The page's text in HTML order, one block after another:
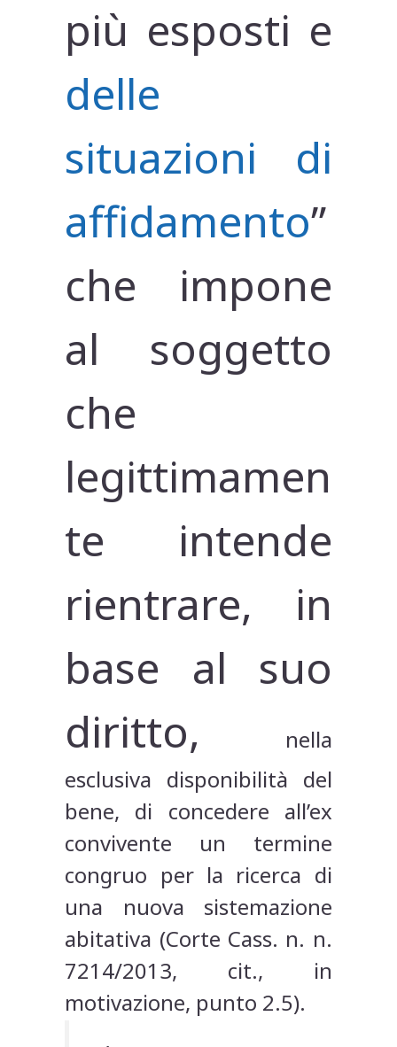
più esposti e
delle
situazioni di
affidamento”
che impone
al soggetto
che
legittimamen
te intende
rientrare, in
base al suo
diritto,
nella
esclusiva disponibilità del
bene, di concedere all’ex
convivente un termine
congruo per la ricerca di
una nuova sistemazione
abitativa (Corte Cass. n. n.
7214/2013, cit., in
motivazione, punto 2.5).